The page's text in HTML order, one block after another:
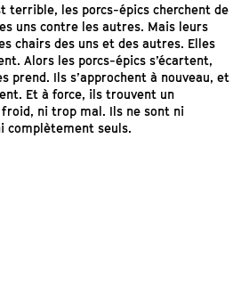
terrible, les porcs-épics cherchent de
uns contre les autres. Mais leurs
chairs des uns et des autres. Elles
Alors les porcs-épics s’écartent,
prend. Ils s’approchent à nouveau, et
Et à force, ils trouvent un
ni trop mal. Ils ne sont ni
complètement seuls.